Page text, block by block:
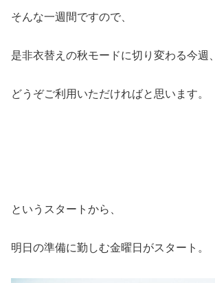
そんな一週間ですので、
是非衣替えの秋モードに切り変わる今週、
どうぞご利用いただければと思います。
というスタートから、
明日の準備に勤しむ金曜日がスタート。